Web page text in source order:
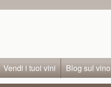
Vendi i tuoi vini Blog sul vino